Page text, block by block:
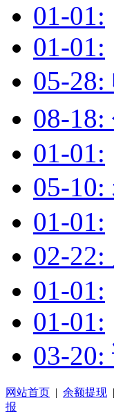
01-01:
01-01:
05-
08-
01-01:
05-
01-01:
02-22:
01-01:
01-01:
03-20:
网站首页 | 余额提现 |
报